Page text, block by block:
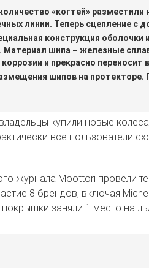
«когтей» разместили
линии. Теперь сцепление с
конструкция оболочки
Материал шипа – железные
и прекрасно переносит
шипов на протекторе.
купили новые
все пользователи
журнала Moottori провели
8 брендов, включая
заняли 1 место на